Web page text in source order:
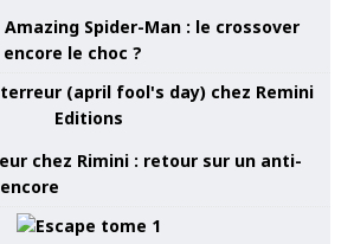
Spider-Man : le crossover
le choc ?
chez Rimini : retour sur un anti-